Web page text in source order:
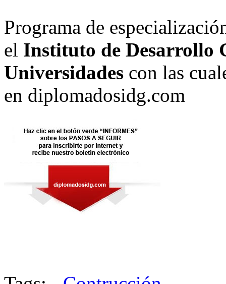
Programa de
el Instituto de Desarrollo
Universidades con las
en diplomadosidg.com